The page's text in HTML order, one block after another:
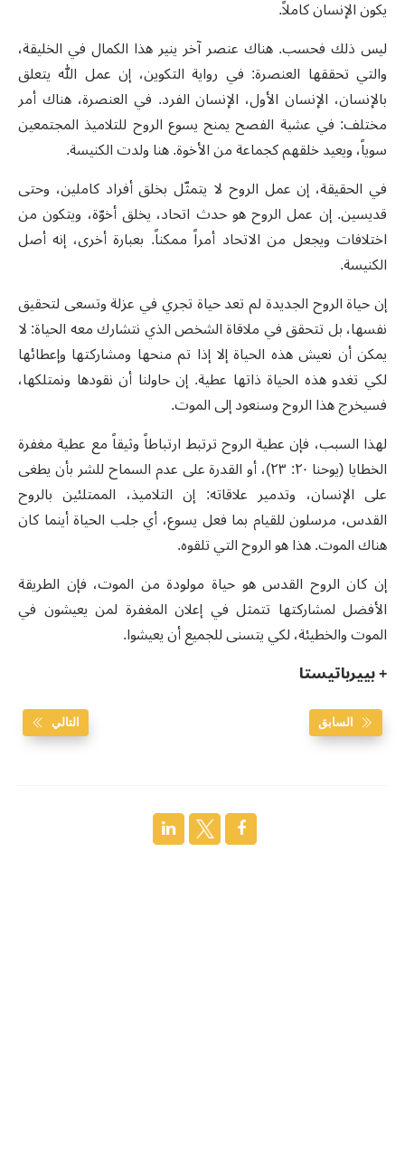
يكون الإنسان كاملاً.
ليس ذلك فحسب. هناك عنصر آخر ينير هذا الكمال في الخليقة،
والتي تحققها العنصرة: في رواية التكوين، إن عمل الله يتعلق
بالإنسان، الإنسان الأول، الإنسان الفرد. في العنصرة، هناك أمر
مختلف: في عشية الفصح يمنح يسوع الروح للتلاميذ المجتمعين
سوياً، ويعيد خلقهم كجماعة من الأخوة. هنا ولدت الكنيسة.
في الحقيقة، إن عمل الروح لا يتمثّل بخلق أفراد كاملين، وحتى
قديسين. إن عمل الروح هو حدث اتحاد، يخلق أخوّة، ويتكون من
اختلافات ويجعل من الاتحاد أمراً ممكناً. بعبارة أخرى، إنه أصل
الكنيسة.
إن حياة الروح الجديدة لم تعد حياة تجري في عزلة وتسعى لتحقيق
نفسها، بل تتحقق في ملاقاة الشخص الذي نتشارك معه الحياة: لا
يمكن أن نعيش هذه الحياة إلا إذا تم منحها ومشاركتها وإعطائها
لكي تغدو هذه الحياة ذاتها عطية. إن حاولنا أن نقودها ونمتلكها،
فسيخرج هذا الروح وسنعود إلى الموت.
لهذا السبب، فإن عطية الروح ترتبط ارتباطاً وثيقاً مع عطية مغفرة
الخطايا (يوحنا ٢٠: ٢٣)، أو القدرة على عدم السماح للشر بأن يطغى
على الإنسان، وتدمير علاقاته: إن التلاميذ، الممتلئين بالروح
القدس، مرسلون للقيام بما فعل يسوع، أي جلب الحياة أينما كان
هناك الموت. هذا هو الروح التي تلقوه.
إن كان الروح القدس هو حياة مولودة من الموت، فإن الطريقة
الأفضل لمشاركتها تتمثل في إعلان المغفرة لمن يعيشون في
الموت والخطيئة، لكي يتسنى للجميع أن يعيشوا.
+ بييرباتيستا
السابق التالي